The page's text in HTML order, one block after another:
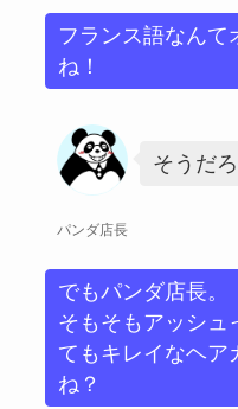
フランス語なんて
ね！
パンダ店長
そうだ
でもパンダ店長。
そもそもアッシュ
てもキレイなヘア
ね？